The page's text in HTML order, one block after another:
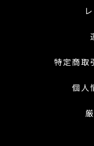
特定商取
個人